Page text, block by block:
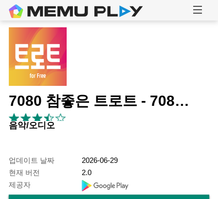
7080 참좋은 트로트 - 7080 히트곡 명곡 메들리
음악/오디오
업데이트 날짜
2026-06-29
현재 버전
2.0
제공자